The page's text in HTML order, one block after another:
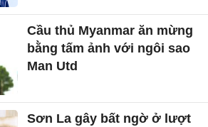
Cầu thủ Myanmar ăn mừng
bằng tấm ảnh với ngôi sao
Man Utd
Sơn La gây bất ngờ ở lượt